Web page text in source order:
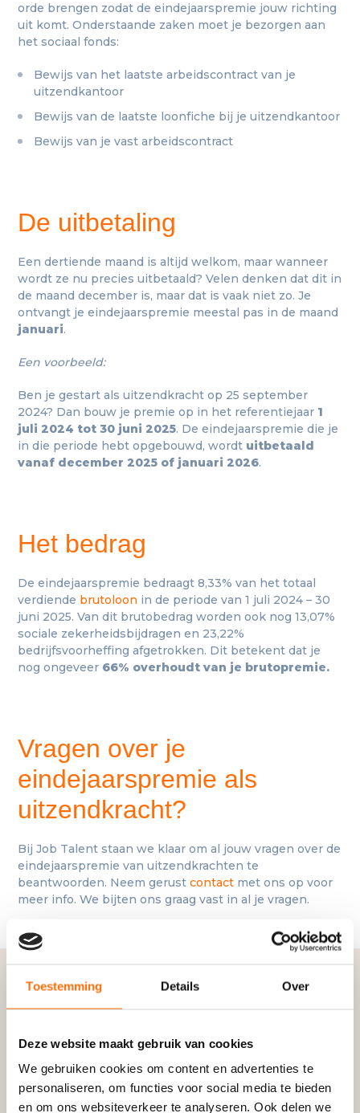
Toestemming Details Over
Deze website maakt gebruik van cookies
We gebruiken cookies om content en advertenties te
personaliseren, om functies voor social media te bieden
en om ons websiteverkeer te analyseren. Ook delen we
orde brengen zodat de eindejaarspremie jouw richting
uit komt. Onderstaande zaken moet je bezorgen aan
het sociaal fonds:
Bewijs van het laatste arbeidscontract van je
uitzendkantoor
Bewijs van de laatste loonfiche bij je uitzendkantoor
Bewijs van je vast arbeidscontract
De uitbetaling
Een dertiende maand is altijd welkom, maar wanneer
wordt ze nu precies uitbetaald? Velen denken dat dit in
de maand december is, maar dat is vaak niet zo. Je
ontvangt je eindejaarspremie meestal pas in de maand
januari.
Een voorbeeld:
Ben je gestart als uitzendkracht op 25 september
2024? Dan bouw je premie op in het referentiejaar 1
juli 2024 tot 30 juni 2025. De eindejaarspremie die je
in die periode hebt opgebouwd, wordt uitbetaald
vanaf december 2025 of januari 2026.
Het bedrag
De eindejaarspremie bedraagt 8,33% van het totaal
verdiende brutoloon in de periode van 1 juli 2024 – 30
juni 2025. Van dit brutobedrag worden ook nog 13,07%
sociale zekerheidsbijdragen en 23,22%
bedrijfsvoorheffing afgetrokken. Dit betekent dat je
nog ongeveer 66% overhoudt van je brutopremie.
Vragen over je
eindejaarspremie als
uitzendkracht?
Bij Job Talent staan we klaar om al jouw vragen over de
eindejaarspremie van uitzendkrachten te
beantwoorden. Neem gerustcontact met ons op voor
meer info. We bijten ons graag vast in al je vragen.
Gerelateerd
Registreren
Voornaam *